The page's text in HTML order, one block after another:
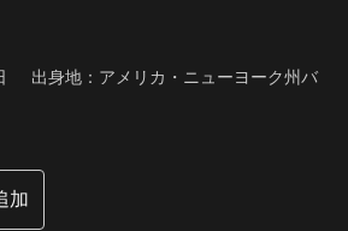
出身地：アメリカ・ニューヨーク州バ
加